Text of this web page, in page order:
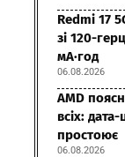
Redmi 17
зі 120-
мА·год
06.08.2026
AMD
всіх:
простоює
06.08.2026